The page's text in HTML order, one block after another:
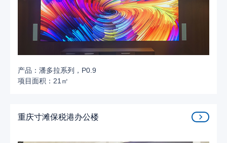
产品：潘多拉系列，P0.9
项目面积：21㎡
重庆寸滩保税港办公楼